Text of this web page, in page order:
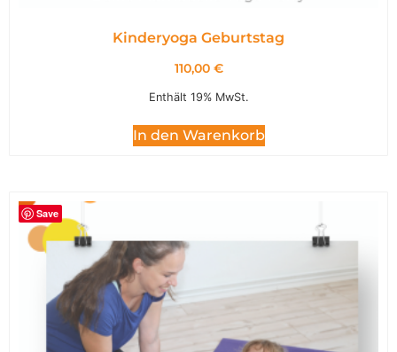
Kinderyoga Geburtstag
110,00 €
Enthält 19% MwSt.
In den Warenkorb
Save